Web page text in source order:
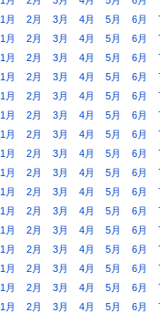
1月 2月 3月 4月 5月 6月
1月 2月 3月 4月 5月 6月
1月 2月 3月 4月 5月 6月
1月 2月 3月 4月 5月 6月
1月 2月 3月 4月 5月 6月
1月 2月 3月 4月 5月 6月
1月 2月 3月 4月 5月 6月
1月 2月 3月 4月 5月 6月
1月 2月 3月 4月 5月 6月
1月 2月 3月 4月 5月 6月
1月 2月 3月 4月 5月 6月
1月 2月 3月 4月 5月 6月
1月 2月 3月 4月 5月 6月
1月 2月 3月 4月 5月 6月
1月 2月 3月 4月 5月 6月
1月 2月 3月 4月 5月 6月